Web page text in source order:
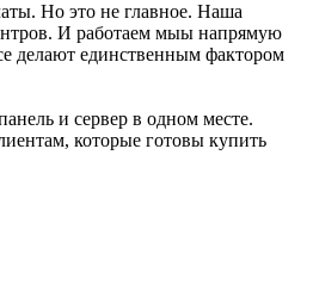
Но это не главное. Наша
И работаем мыы напрямую
делают единственным фактором
и сервер в одном месте.
которые готовы купить